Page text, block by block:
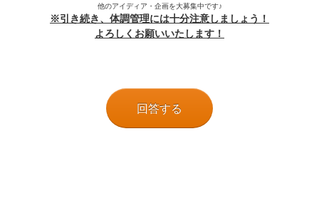
他のアイディア・企画を大募集中です♪
※引き続き、体調管理には十分注意しましょう！
よろしくお願いいたします！
回答する